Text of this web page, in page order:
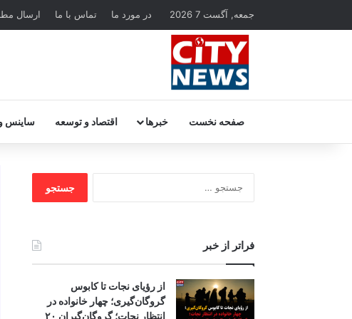
جمعه, آگست 7 2026 در مورد ما تماس با ما ارسال
صفحه نخست خبرها اقتصاد و توسعه ساینس و
برای:
فراتر از خبر
از رؤیای نجات تا کابوس
گروگان‌گیری؛ چهار خانواده در
انتظار نجات؛ گروگان‌گیران ۲۰